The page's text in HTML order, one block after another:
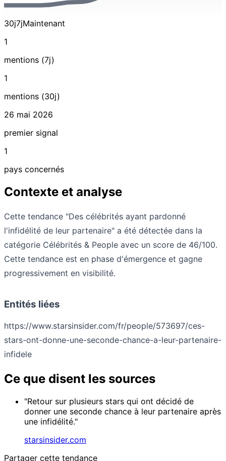
30j7jMaintenant
1
mentions (7j)
1
mentions (30j)
26 mai 2026
premier signal
1
pays concernés
Contexte et analyse
Cette tendance "Des célébrités ayant pardonné
l'infidélité de leur partenaire" a été détectée dans la
catégorie Célébrités & People avec un score de 46/100.
Cette tendance est en phase d'émergence et gagne
progressivement en visibilité.
Entités liées
https://www.starsinsider.com/fr/people/573697/ces-
stars-ont-donne-une-seconde-chance-a-leur-partenaire-
infidele
Ce que disent les sources
"Retour sur plusieurs stars qui ont décidé de
donner une seconde chance à leur partenaire après
une infidélité."
starsinsider.com
Partager cette tendance